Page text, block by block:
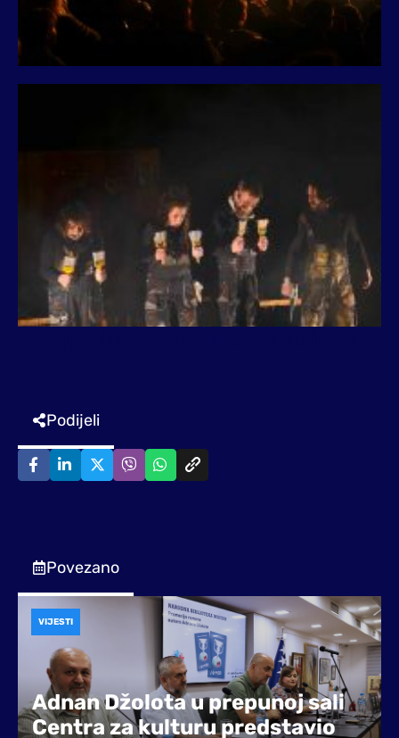
Podijeli
Povezano
Adnan Džolota u prepunoj sali
Centra za kulturu predstavio
VIJESTI